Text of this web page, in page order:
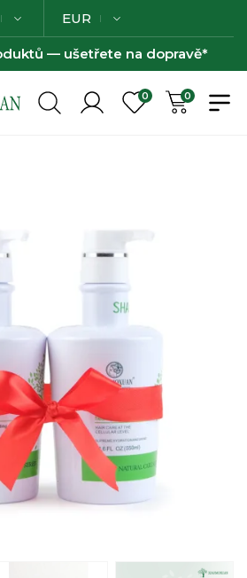
EUR
— ušetřete na dopravě*
0 0